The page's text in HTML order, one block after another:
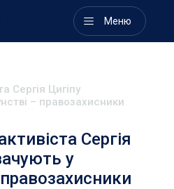
Меню
Сергія Цигіпу
– правозахисники
Сергія
у